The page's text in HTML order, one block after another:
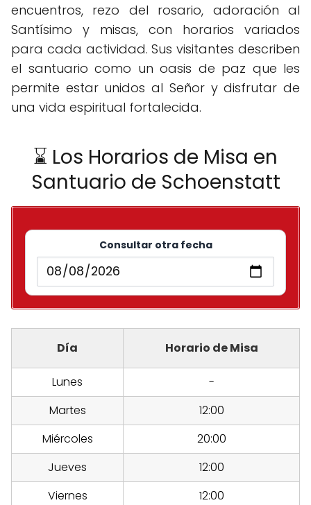
encuentros, rezo del rosario, adoración al
Santísimo y misas, con horarios variados
para cada actividad. Sus visitantes describen
el santuario como un oasis de paz que les
permite estar unidos al Señor y disfrutar de
una vida espiritual fortalecida.
⌛ Los Horarios de Misa en
Santuario de Schoenstatt
Consultar otra fecha
Día Horario de Misa
Lunes
-
Martes
12:00
Miércoles
20:00
Jueves
12:00
Viernes
12:00